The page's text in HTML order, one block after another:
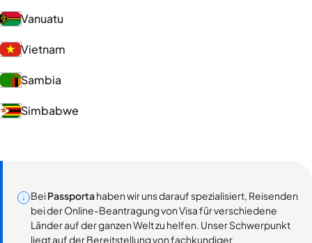
Vanuatu
Vietnam
Sambia
Simbabwe
BeiPassportahaben wir uns darauf spezialisiert, Reisenden
bei der Online-Beantragung von Visa für verschiedene
Länder auf der ganzen Welt zu helfen. Unser Schwerpunkt
liegt auf der Bereitstellung von fachkundiger